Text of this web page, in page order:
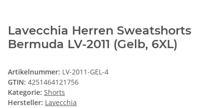
Lavecchia Herren Sweatshorts
Bermuda LV-2011 (Gelb, 6XL)
Artikelnummer: LV-2011-GEL-4
GTIN: 4251464121756
Kategorie: Shorts
Hersteller: Lavecchia